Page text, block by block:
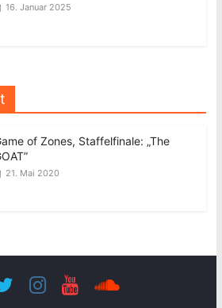
16. Januar 2025
of Zones, Staffelfinale: „The
21. Mai 2020